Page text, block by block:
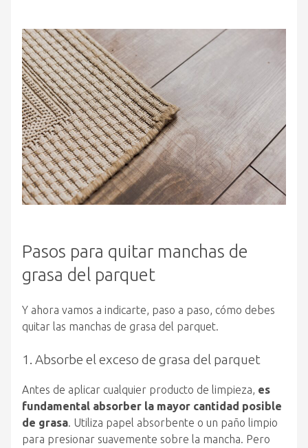
Pasos para quitar manchas de
grasa del parquet
Y ahora vamos a indicarte, paso a paso, cómo debes
quitar las manchas de grasa del parquet.
1. Absorbe el exceso de grasa del parquet
Antes de aplicar cualquier producto de limpieza, es
fundamental absorber la mayor cantidad posible
de grasa. Utiliza papel absorbente o un paño limpio
para presionar suavemente sobre la mancha. Pero